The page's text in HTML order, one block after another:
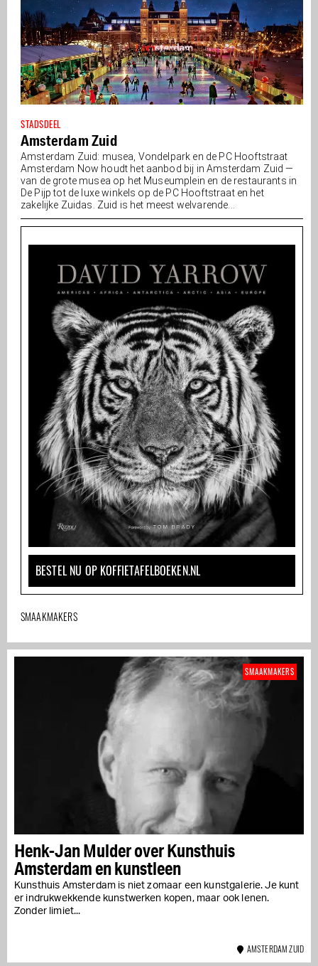
STADSDEEL
Amsterdam Zuid
Amsterdam Zuid: musea, Vondelpark en de PC Hooftstraat
Amsterdam Now houdt het aanbod bij in Amsterdam Zuid —
van de grote musea op het Museumplein en de restaurants in
De Pijp tot de luxe winkels op de PC Hooftstraat en het
zakelijke Zuidas. Zuid is het meest welvarende...
BESTEL NU OP KOFFIETAFELBOEKEN.NL
SMAAKMAKERS
Henk-Jan Mulder over Kunsthuis
Amsterdam en kunstleen
Kunsthuis Amsterdam is niet zomaar een kunstgalerie. Je kunt
er indrukwekkende kunstwerken kopen, maar ook lenen.
Zonder limiet...
SMAAKMAKERS
AMSTERDAM ZUID